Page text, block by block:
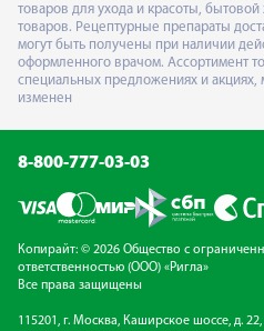
товаров для ухода и красоты,
товаров. Рецептурные препараты
могут быть получены при наличии
оформленного врачом. Ассортимент
специальных предложениях и акциях,
изменен
8-800-777-03-03
Копирайт: © 2026 Общество с
ответственностью (ООО) «Ригла»
Все права защищены
115201, г. Москва, Каширское шоссе, д. 22,